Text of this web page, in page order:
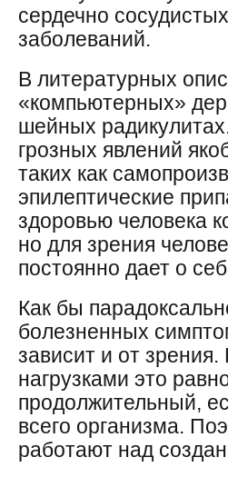
сердечно
заболеваний.
В литературных
«компьютерных»
шейных
грозных явлений
таких как
эпилептические
здоровью человека
но для зрения
постоянно дает о
Как бы
болезненных
зависит и от
нагрузками это
продолжительный,
всего организма.
работают над